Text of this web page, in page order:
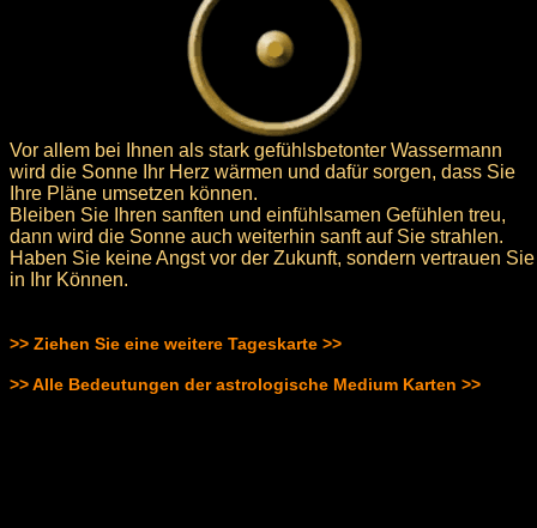
Vor allem bei Ihnen als stark gefühlsbetonter Wassermann
wird die Sonne Ihr Herz wärmen und dafür sorgen, dass Sie
Ihre Pläne umsetzen können.
Bleiben Sie Ihren sanften und einfühlsamen Gefühlen treu,
dann wird die Sonne auch weiterhin sanft auf Sie strahlen.
Haben Sie keine Angst vor der Zukunft, sondern vertrauen Sie
in Ihr Können.
>> Ziehen Sie eine weitere Tageskarte >>
>> Alle Bedeutungen der astrologische Medium Karten >>